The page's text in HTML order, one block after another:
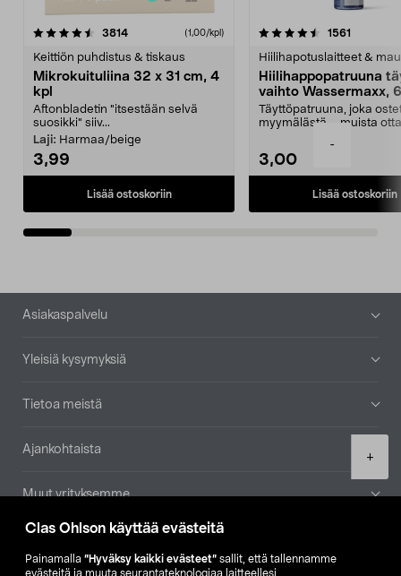
Clas Ohlson käyttää evästeitä
Painamalla ”Hyväksy kaikki evästeet” sallit, että tallennamme
evästeitä ja muuta seurantateknologiaa laitteellesi
-
+
3814arvostelut (1,00/kpl)
Keittiön puhdistus & tiskaus
Mikrokuituliina 32 x 31 cm, 4
kpl
Aftonbladetin "itsestään selvä
suosikki" siiv...
Laji: Harmaa/beige
3,99
Lisää ostoskoriin
4.5viidestä
1561
Hiilihapotuslaitteet &
Hiilihappopatruuna
vaihto Wassermaxx,
Täyttöpatruuna, joka
myymälästä – muista
3,00
Lisää ostoskoriin
4.5viidestä
Alatunniste
Asiakaspalvelu
Yleisiä kysymyksiä
Tietoa meistä
Ajankohtaista
Muut yrityksemme
Etsi myymälä